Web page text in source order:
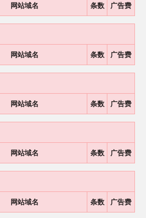
网站域名 条数 广告费
网站域名 条数 广告费
网站域名 条数 广告费
网站域名 条数 广告费
网站域名 条数 广告费